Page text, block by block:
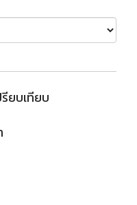
รียบเทียบ